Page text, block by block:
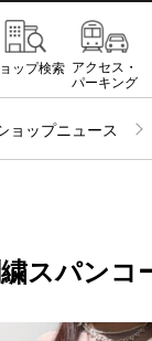
ップ検索 アクセス・
パーキング
ョップニュース
スパンコ